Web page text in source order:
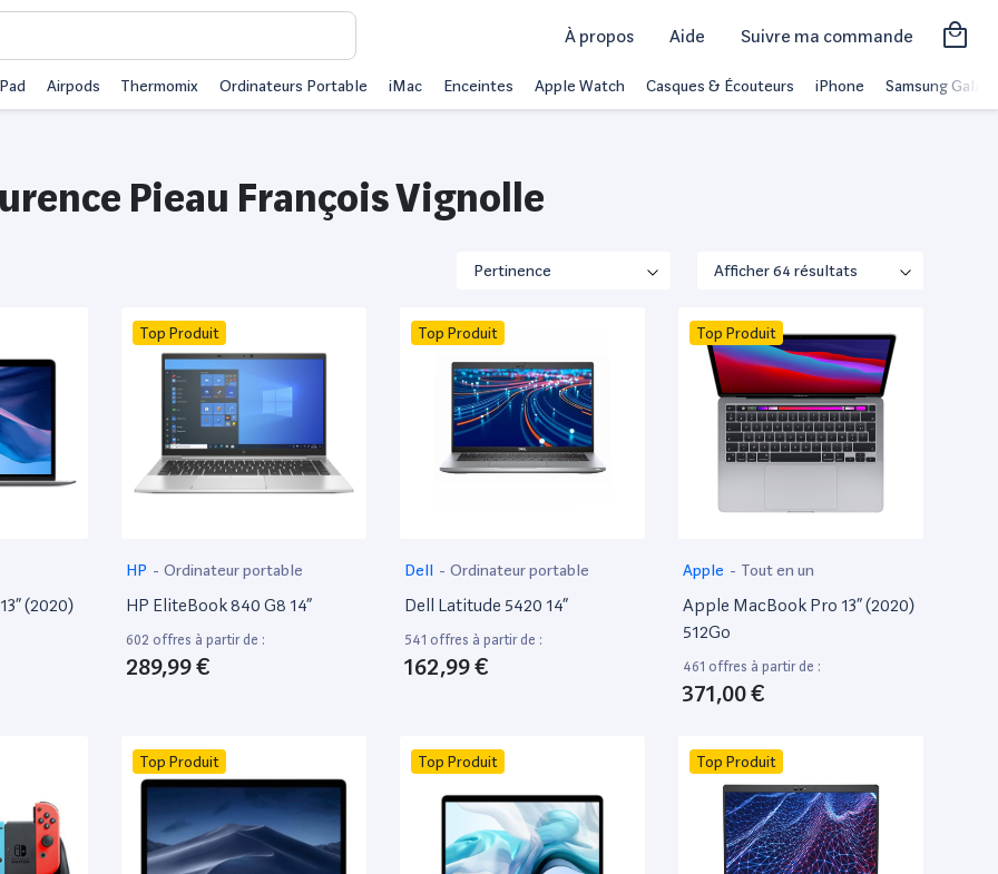
À propos Aide Suivre ma commande
Airpods Thermomix Ordinateurs Portable iMac Enceintes Apple Watch Casques & Écouteurs iPhone Samsung Galaxy
Pieau François Vignolle
(2020)
Top Produit
HP - Ordinateur portable
HP EliteBook 840 G8 14”
602 offres à partir de :
289,99 €
Top Produit
Dell - Ordinateur portable
Dell Latitude 5420 14”
541 offres à partir de :
162,99 €
Top Produit
Apple - Tout en un
Apple MacBook Pro 13” (2020)
512Go
461 offres à partir de :
371,00 €
Top Produit Top Produit Top Produit